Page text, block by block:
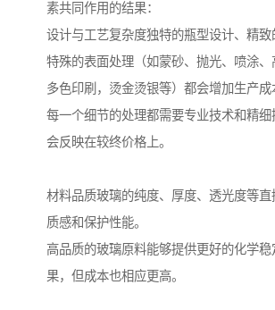
素共同作用的结果：
设计与工艺复杂度独特的瓶型设计、精致
特殊的表面处理（如蒙砂、抛光、喷涂、
多色印刷，烫金烫银等）都会增加生产成
每一个细节的处理都需要专业技术和精
会反映在较终价格上。
材料品质玻璃的纯度、厚度、透光度等
质感和保护性能。
高品质的玻璃原料能够提供更好的化学
果，但成本也相应更高。